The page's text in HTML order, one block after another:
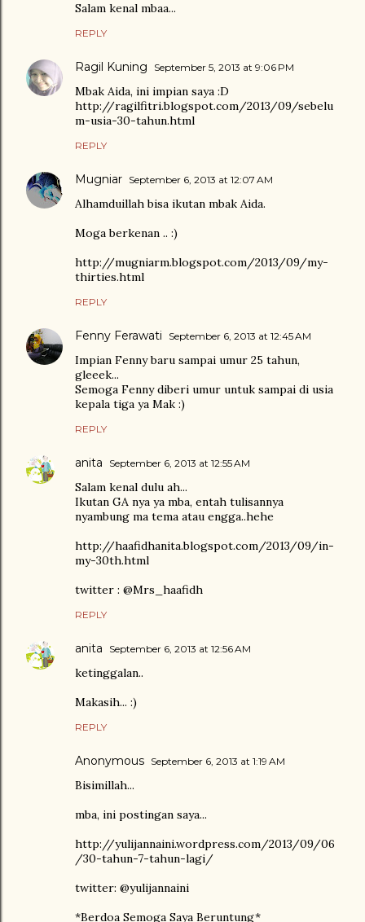
Salam kenal mbaa...
REPLY
Ragil Kuning September 5, 2013 at 9:06 PM
Mbak Aida, ini impian saya :D
http://ragilfitri.blogspot.com/2013/09/sebelu
m-usia-30-tahun.html
REPLY
Mugniar September 6, 2013 at 12:07 AM
Alhamduillah bisa ikutan mbak Aida.
Moga berkenan .. :)
http://mugniarm.blogspot.com/2013/09/my-
thirties.html
REPLY
Fenny Ferawati September 6, 2013 at 12:45 AM
Impian Fenny baru sampai umur 25 tahun,
gleeek...
Semoga Fenny diberi umur untuk sampai di usia
kepala tiga ya Mak :)
REPLY
anita September 6, 2013 at 12:55 AM
Salam kenal dulu ah...
Ikutan GA nya ya mba, entah tulisannya
nyambung ma tema atau engga..hehe
http://haafidhanita.blogspot.com/2013/09/in-
my-30th.html
twitter : @Mrs_haafidh
REPLY
anita September 6, 2013 at 12:56 AM
ketinggalan..
Makasih... :)
REPLY
Anonymous September 6, 2013 at 1:19 AM
Bisimillah...
mba, ini postingan saya...
http://yulijannaini.wordpress.com/2013/09/06
/30-tahun-7-tahun-lagi/
twitter: @yulijannaini
*Berdoa Semoga Saya Beruntung*